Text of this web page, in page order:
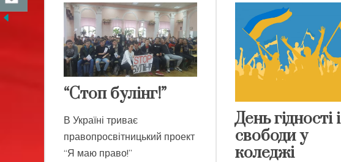
“Стоп булінг!”
В Україні триває
правопросвітницький проект
“Я маю право!”
День гідності і
свободи у
коледжі